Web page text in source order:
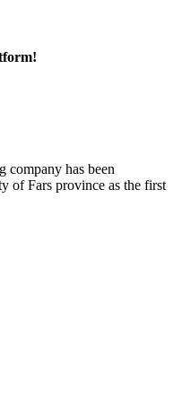
company has been
of Fars province as the first